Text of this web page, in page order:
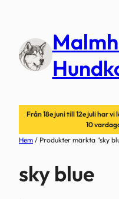
innehåll
Från 18e juni till 12e juli har
10
Hem / Produkter märkta ”sky
sky blue